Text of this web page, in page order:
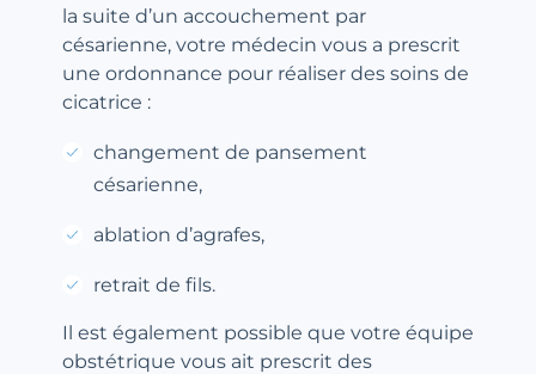
la suite d’un accouchement par
césarienne, votre médecin vous a prescrit
une ordonnance pour réaliser des soins de
cicatrice :
changement de pansement
césarienne,
ablation d’agrafes,
retrait de fils.
Il est également possible que votre équipe
obstétrique vous ait prescrit des